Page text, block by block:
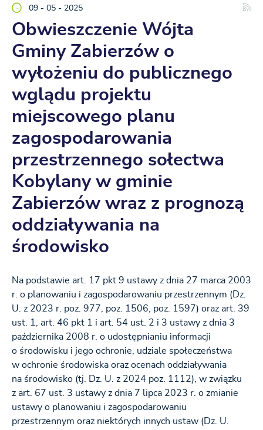
09 - 05 - 2025
Obwieszczenie Wójta
Gminy Zabierzów o
wyłożeniu do publicznego
wglądu projektu
miejscowego planu
zagospodarowania
przestrzennego sołectwa
Kobylany w gminie
Zabierzów wraz z prognozą
oddziaływania na
środowisko
Na podstawie art. 17 pkt 9 ustawy z dnia 27 marca 2003
r. o planowaniu i zagospodarowaniu przestrzennym (Dz.
U. z 2023 r. poz. 977, poz. 1506, poz. 1597) oraz art. 39
ust. 1, art. 46 pkt 1 i art. 54 ust. 2 i 3 ustawy z dnia 3
października 2008 r. o udostępnianiu informacji
o środowisku i jego ochronie, udziale społeczeństwa
w ochronie środowiska oraz ocenach oddziaływania
na środowisko (tj. Dz. U. z 2024 poz. 1112), w związku
z art. 67 ust. 3 ustawy z dnia 7 lipca 2023 r. o zmianie
ustawy o planowaniu i zagospodarowaniu
przestrzennym oraz niektórych innych ustaw (Dz. U.